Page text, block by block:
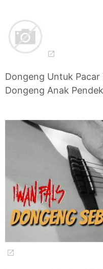
Dongeng Untuk
Dongeng Anak